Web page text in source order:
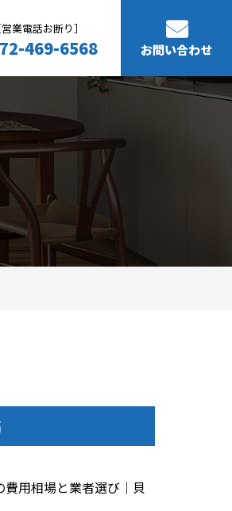
営業電話お断り］
469-6568 お問い合わせ
費用相場と業者選び｜貝